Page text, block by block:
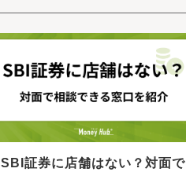
SBI証券に店舗はない？対面で